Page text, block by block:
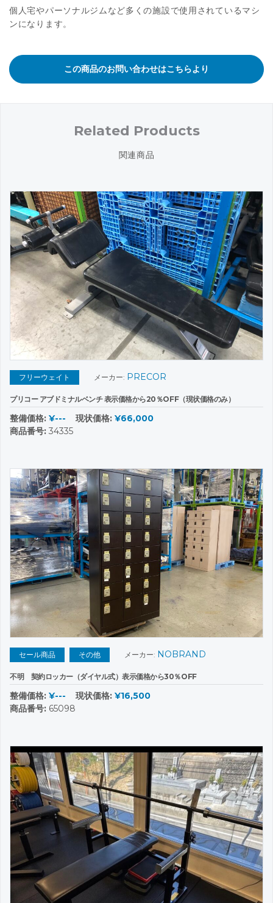
個人宅やパーソナルジムなど多くの施設で使用されているマシ
ンになります。
この商品のお問い合わせはこちらより
Related Products
関連商品
フリーウェイト メーカー: PRECOR
プリコー アブドミナルベンチ 表示価格から20％OFF（現状価格のみ）
整備価格: ¥--- 現状価格: ¥66,000
商品番号: 34335
セール商品 その他 メーカー: NOBRAND
不明 契約ロッカー（ダイヤル式）表示価格から30％OFF
整備価格: ¥--- 現状価格: ¥16,500
商品番号: 65098